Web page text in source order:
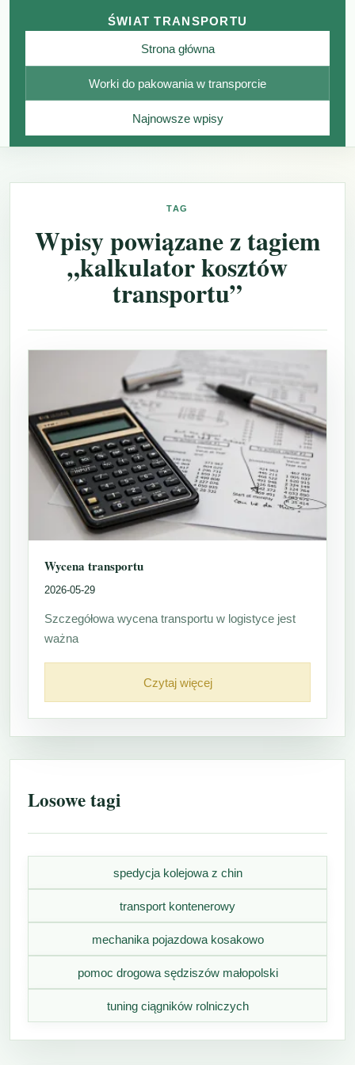
ŚWIAT TRANSPORTU
Strona główna
Worki do pakowania w transporcie
Najnowsze wpisy
TAG
Wpisy powiązane z tagiem
„kalkulator kosztów
transportu”
Wycena transportu
2026-05-29
Szczegółowa wycena transportu w logistyce jest
ważna
Czytaj więcej
Losowe tagi
spedycja kolejowa z chin
transport kontenerowy
mechanika pojazdowa kosakowo
pomoc drogowa sędziszów małopolski
tuning ciągników rolniczych